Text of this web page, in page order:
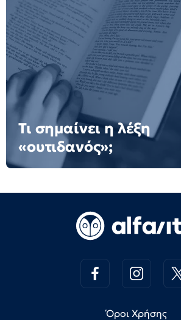
Τι σημαίνει η λέξη
«ουτιδανός»;
Όροι Χρήσης